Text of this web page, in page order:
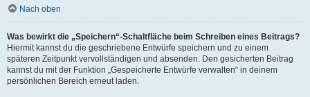
Nach oben
Was bewirkt die „Speichern“-Schaltfläche beim Schreiben eines Beitrags?
Hiermit kannst du die geschriebene Entwürfe speichern und zu einem
späteren Zeitpunkt vervollständigen und absenden. Den gesicherten Beitrag
kannst du mit der Funktion „Gespeicherte Entwürfe verwalten“ in deinem
persönlichen Bereich erneut laden.